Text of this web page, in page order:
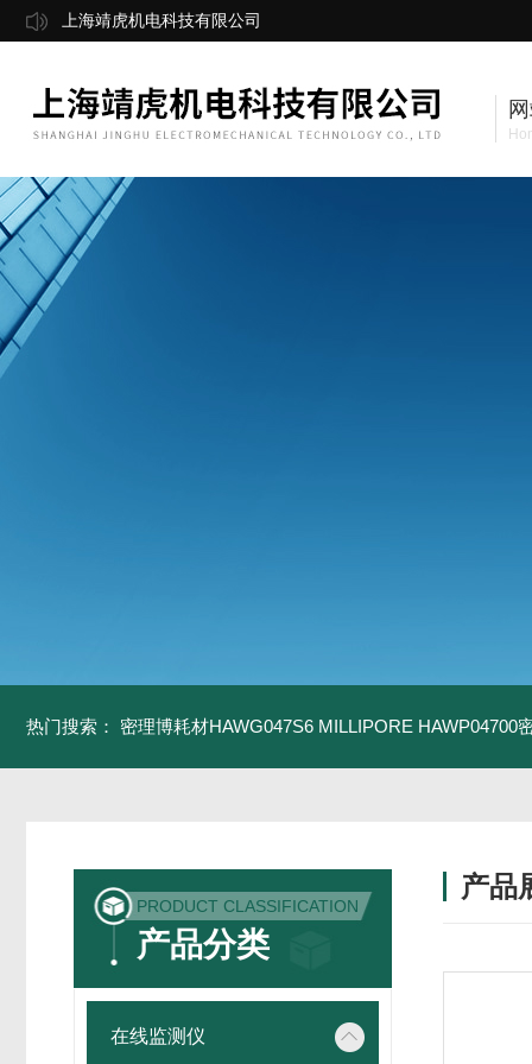
上海靖虎机电科技有限公司
热门搜索： 密理博耗材HAWG047S6 MILLIPORE HAWP04700
PRODUCT CLASSIFICATION
产品分类
在线监测仪
产品